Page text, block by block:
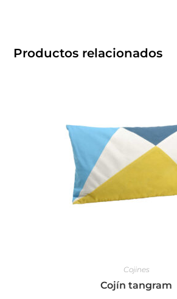
Productos relacionados
Cojines
Cojín tangram